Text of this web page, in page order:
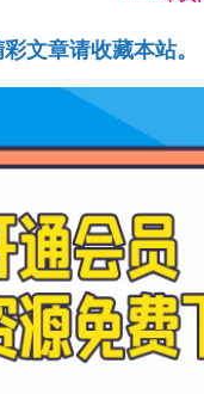
文章请收藏本站。